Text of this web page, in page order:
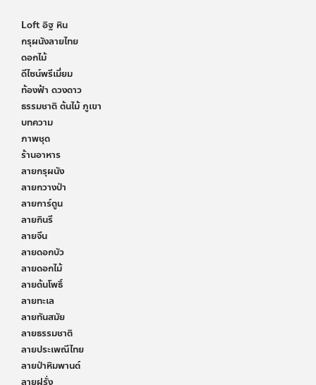
Loft อิฐ หิน
กรุผนังลายไทย
ดอกไม้
ดีไซน์พรีเมี่ยม
ท้องฟ้า ดวงดาว
ธรรมชาติ ต้นไม้ ภูเขา
บทความ
ภาพชุด
ร้านอาหาร
ลายกรุผนัง
ลายกวางป่า
ลายการ์ตูน
ลายกินรี
ลายจีน
ลายดอกบัว
ลายดอกไม้
ลายต้นโพธิ์
ลายทะเล
ลายทันสมัย
ลายธรรมชาติ
ลายประเพณีไทย
ลายป่าหิมพานต์
ลายฝรั่ง